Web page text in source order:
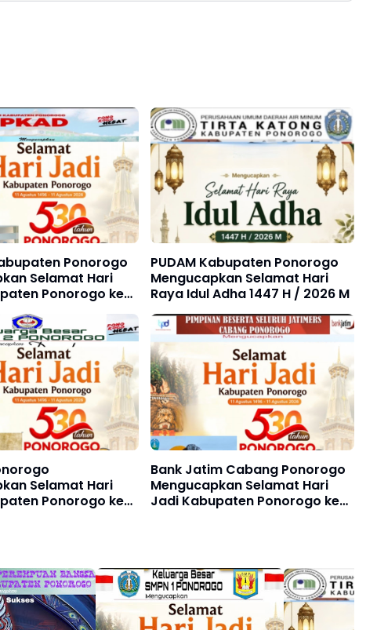
Ponorogo
Selamat Hari
Ponorogo ke
1496 - 11
PUDAM Kabupaten Ponorogo
Mengucapkan Selamat Hari
Raya Idul Adha 1447 H / 2026 M
Selamat Hari
Ponorogo ke
Bank Jatim Cabang Ponorogo
Mengucapkan Selamat Hari
Jadi Kabupaten Ponorogo ke